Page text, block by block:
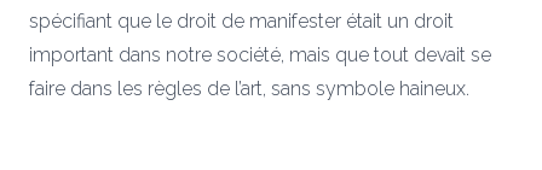
spécifiant que le droit de manifester était un droit
important dans notre société, mais que tout devait se
faire dans les règles de l’art, sans symbole haineux.